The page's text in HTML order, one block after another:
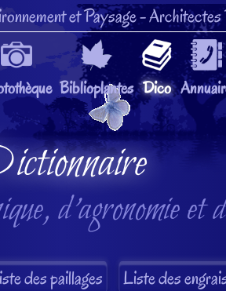
et Paysage- Architectes
Biblioplantes Dico
d'agronomie et
des paillages Liste des